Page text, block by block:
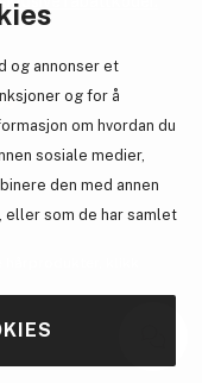
og annonser et
og for å
om hvordan du
sosiale medier,
den med annen
som de har samlet